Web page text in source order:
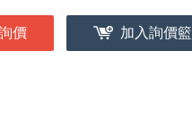
價 加入詢價籃